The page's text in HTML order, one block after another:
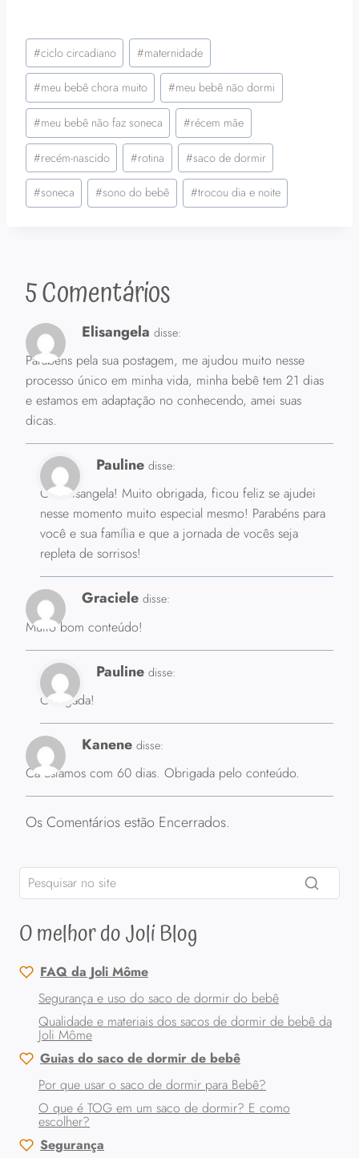
Tags
do
Post:
#ciclo circadiano #maternidade
#meu bebê chora muito #meu bebê não dormi
#meu bebê não faz soneca #récem mãe
#recém-nascido #rotina #saco de dormir
#soneca #sono do bebê #trocou dia e noite
5 Comentários
Elisangela disse:
Parabéns pela sua postagem, me ajudou muito nesse
processo único em minha vida, minha bebê tem 21 dias
e estamos em adaptação no conhecendo, amei suas
dicas.
Pauline disse:
Olá Elisangela! Muito obrigada, ficou feliz se ajudei
nesse momento muito especial mesmo! Parabéns para
você e sua família e que a jornada de vocês seja
repleta de sorrisos!
Graciele disse:
Muito bom conteúdo!
Pauline disse:
Obrigada!
Kanene disse:
Cá estamos com 60 dias. Obrigada pelo conteúdo.
Os Comentários estão Encerrados.
O melhor do Joli Blog
FAQ da Joli Môme
Segurança e uso do saco de dormir do bebê
Qualidade e materiais dos sacos de dormir de bebê da
Joli Môme
Guias do saco de dormir de bebê
Por que usar o saco de dormir para Bebê?
O que é TOG em um saco de dormir? E como
escolher?
Segurança